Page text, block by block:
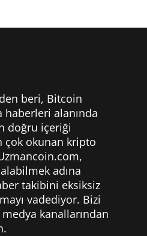
beri, Bitcoin
alanında
doğru içeriği
çok okunan kripto
adına
takibini eksiksiz
vadediyor. Bizi
medya kanallarından